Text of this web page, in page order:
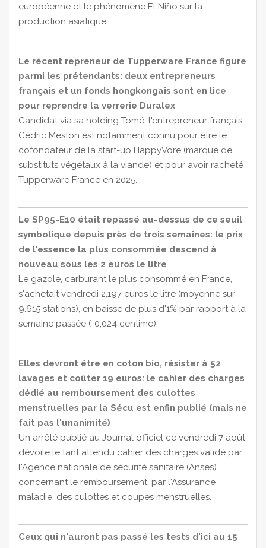
européenne et le phénomène El Niño sur la
production asiatique.
Le récent repreneur de Tupperware France figure
parmi les prétendants: deux entrepreneurs
français et un fonds hongkongais sont en lice
pour reprendre la verrerie Duralex
Candidat via sa holding Tomé, l'entrepreneur français
Cédric Meston est notamment connu pour être le
cofondateur de la start-up HappyVore (marque de
substituts végétaux à la viande) et pour avoir racheté
Tupperware France en 2025.
Le SP95-E10 était repassé au-dessus de ce seuil
symbolique depuis près de trois semaines: le prix
de l'essence la plus consommée descend à
nouveau sous les 2 euros le litre
Le gazole, carburant le plus consommé en France,
s'achetait vendredi 2,197 euros le litre (moyenne sur
9.615 stations), en baisse de plus d'1% par rapport à la
semaine passée (-0,024 centime).
Elles devront être en coton bio, résister à 52
lavages et coûter 19 euros: le cahier des charges
dédié au remboursement des culottes
menstruelles par la Sécu est enfin publié (mais ne
fait pas l'unanimité)
Un arrêté publié au Journal officiel ce vendredi 7 août
dévoile le tant attendu cahier des charges validé par
l'Agence nationale de sécurité sanitaire (Anses)
concernant le remboursement, par l'Assurance
maladie, des culottes et coupes menstruelles.
Ceux qui n'auront pas passé les tests d'ici au 15